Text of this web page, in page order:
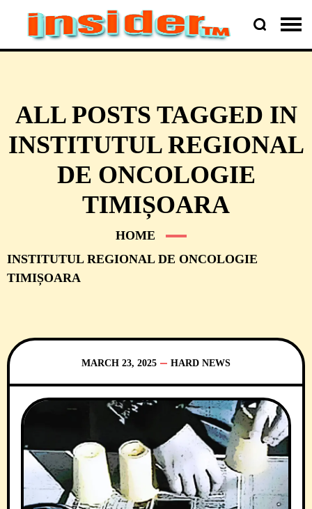
ALL POSTS TAGGED IN
INSTITUTUL REGIONAL
DE ONCOLOGIE
TIMIȘOARA
HOME
INSTITUTUL REGIONAL DE ONCOLOGIE
TIMIȘOARA
MARCH 23, 2025 HARD NEWS